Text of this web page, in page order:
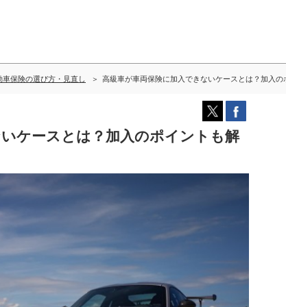
車保険の選び方・見直し 高級車が車両保険に加入できないケースとは？加入の
ケースとは？加入のポイントも解